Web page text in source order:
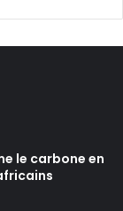
le carbone en